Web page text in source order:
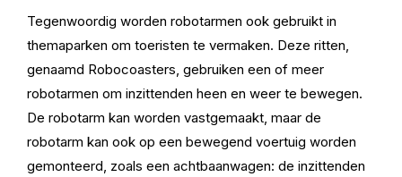
Tegenwoordig worden robotarmen ook gebruikt in
themaparken om toeristen te vermaken. Deze ritten,
genaamd Robocoasters, gebruiken een of meer
robotarmen om inzittenden heen en weer te bewegen.
De robotarm kan worden vastgemaakt, maar de
robotarm kan ook op een bewegend voertuig worden
gemonteerd, zoals een achtbaanwagen: de inzittenden